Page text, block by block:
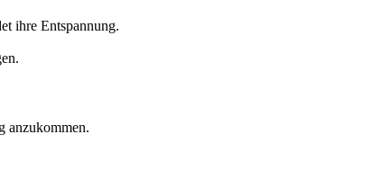
ihre Entspannung.
anzukommen.